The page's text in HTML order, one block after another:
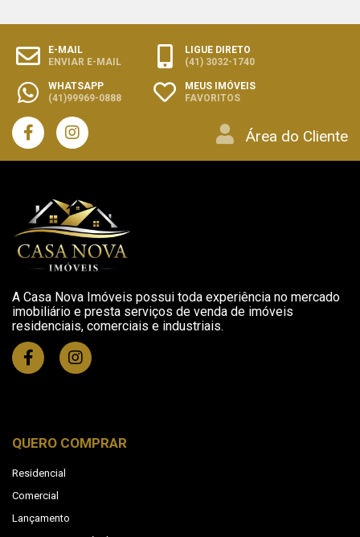
E-MAIL
ENVIAR E-MAIL
LIGUE DIRETO
(41) 3032-1740
WHATSAPP
(41)99969-0888
MEUS IMÓVEIS
FAVORITOS
Área do Cliente
A Casa Nova Imóveis possui toda experiência no mercado
imobiliário e presta serviços de venda de imóveis
residenciais, comerciais e industriais.
QUERO COMPRAR
Residencial
Comercial
Lançamento